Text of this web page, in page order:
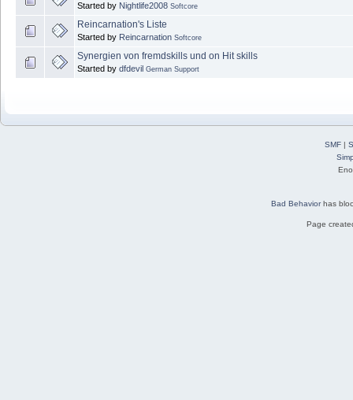
Started by Nightlife2008 Softcore
Reincarnation's Liste
Started by Reincarnation Softcore
Synergien von fremdskills und on Hit skills
Started by dfdevil German Support
SMF|
Bad Behaviorhas
Page